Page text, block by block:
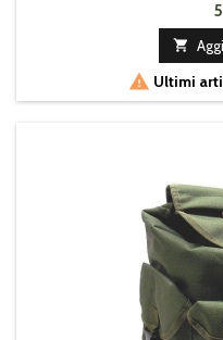

 Ultimi